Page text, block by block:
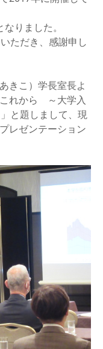
りました。
ただき、感謝申し
こ）学長室長よ
れから ～大学入
と題しまして、現
レゼンテーション